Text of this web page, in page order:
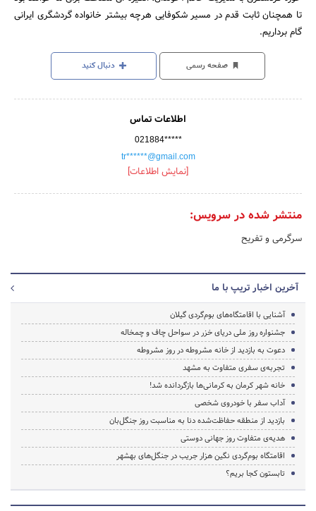
تا همچنان ثابت قدم در مسیر شکوفایی هرچه بیشتر خانواده گردشگری ایرانی
گام برداریم.
صفحه رسمی دنبال کنید
اطلاعات تماس
021884*****
tr******@gmail.com
[نمایش اطلاعات]
منتشر شده در سرویس:
سرگرمی و تفریح
آخرین اخبار تریپ با ما
آشنایی با اقامتگاه‌های بوم‌گردی گیلان
جشنواره روز ملی دریای خزر در سواحل چاف و چمخاله
دعوت به بازدید از خانه مشروطه در روز مشروطه
تجربه‌ی سفری متفاوت به مشهد
خانه شهر کرمان به کرمانی‌ها بازگردانده شد!
آداب سفر با خودروی شخصی
بازدید از منطقه حفاظت‌شده دنا به مناسبت روز جنگل‌بان
هدیه‌ی متفاوت روز جهانی دوستی
اقامتگاه بوم‌گردی نگین هزار جریب در جنگل‌های بهشهر
تابستون کجا بریم؟